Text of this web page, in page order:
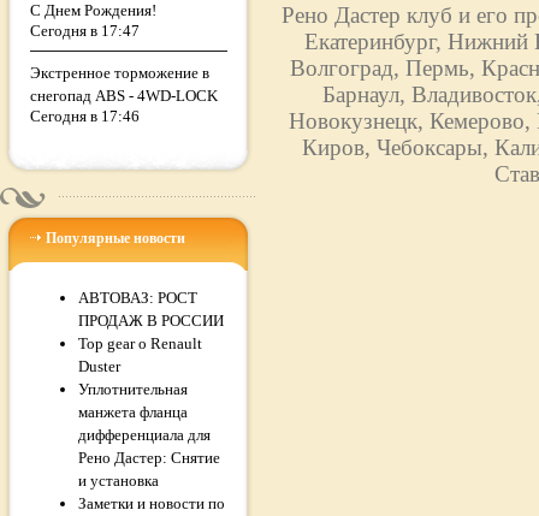
С Днем Рождения!
Сегодня в 17:47
Экстренное торможение в
снегопад ABS - 4WD-LOCK
Сегодня в 17:46
Популярные новости
АВТОВАЗ: РОСТ
ПРОДАЖ В РОССИИ
Top gear о Renault
Duster
Уплотнительная
манжета фланца
дифференциала для
Рено Дастер: Снятие
и установка
Заметки и новости по
Рено Дастер клуб и его
Екатеринбург, Нижний
Волгоград, Пермь,
Барнаул,
Новокузнецк,
Киров, Чебоксары,